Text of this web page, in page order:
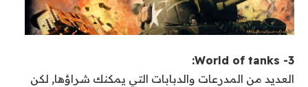
3- World of tanks:
العديد من المدرعات والدبابات التي يمكنك شراؤها, لكن